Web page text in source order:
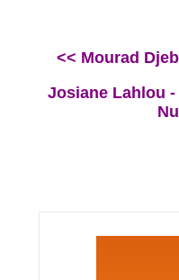
<< Mourad
Josiane Lahlou